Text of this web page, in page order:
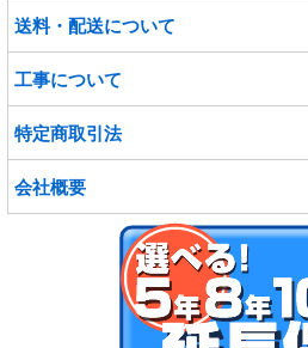
送料・配送について
工事について
特定商取引法
会社概要